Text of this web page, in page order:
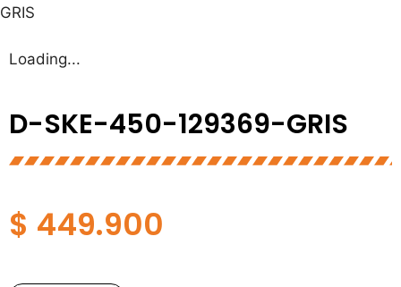
GRIS
Loading...
D-SKE-450-129369-GRIS
$ 449.900